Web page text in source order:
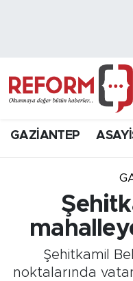
GAZİANTEP
Şehitkamil
noktalarında
Hava Durumu
Süper Lig Puan
Tüm Manşetler
Son Dakika
Haber Arşivi